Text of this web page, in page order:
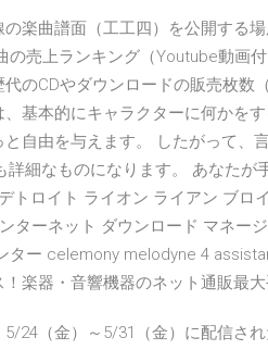
楽曲譜面（工工四）を公開する
の売上ランキング（Youtube動画
代のCDやダウンロードの販売枚
基本的にキャラクターに何かを
自由を与えます。 したがって、
詳細なものになります。 あなたが
トロイト ライオン ライアン ブロ
ターネット ダウンロード マネー
ター celemony melodyne 4
楽器・音響機器のネット通販最
5/24（金）～5/31（金）に配信さ